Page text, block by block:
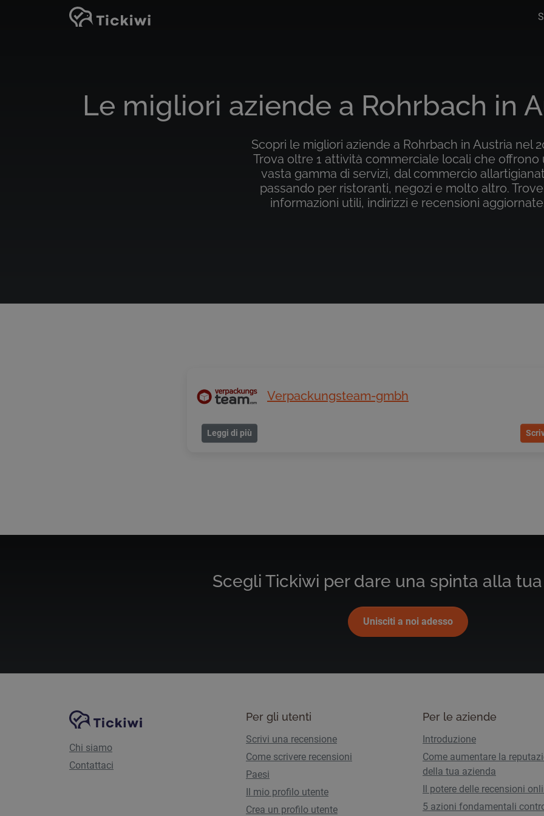
Vai al contenuto principale
Le migliori aziende a Rohrbach in
Scopri le migliori aziende a Rohrbach in Austria nel
Trova oltre 1 attività commerciale locali che offrono
vasta gamma di servizi, dal commercio
passando per ristoranti, negozi e molto altro.
informazioni utili, indirizzi e recensioni
Verpackungsteam-gmbh
Leggi di più
Scegli Tickiwi per dare una spinta alla
Unisciti a noi adesso
Navigazione del sitoPiattaforma Tickiwi
Chi siamo
Contattaci
Per gli utenti
Scrivi una recensione
Come scrivere recensioni
Paesi
Il mio profilo utente
Crea un profilo utente
Per le aziende
Introduzione
Come aumentare la
della tua azienda
Il potere delle recensioni
5 azioni fondamentali